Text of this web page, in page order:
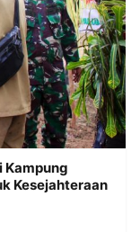
Kampung
Kesejahteraan